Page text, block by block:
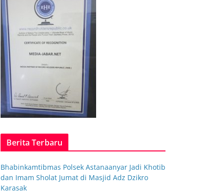
Berita Terbaru
Bhabinkamtibmas Polsek Astanaanyar Jadi Khotib
dan Imam Sholat Jumat di Masjid Adz Dzikro
Karasak